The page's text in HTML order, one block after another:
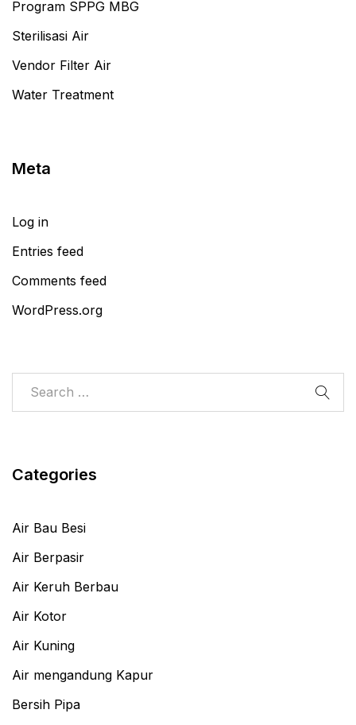
Program SPPG MBG
Sterilisasi Air
Vendor Filter Air
Water Treatment
Meta
Log in
Entries feed
Comments feed
WordPress.org
Categories
Air Bau Besi
Air Berpasir
Air Keruh Berbau
Air Kotor
Air Kuning
Air mengandung Kapur
Bersih Pipa